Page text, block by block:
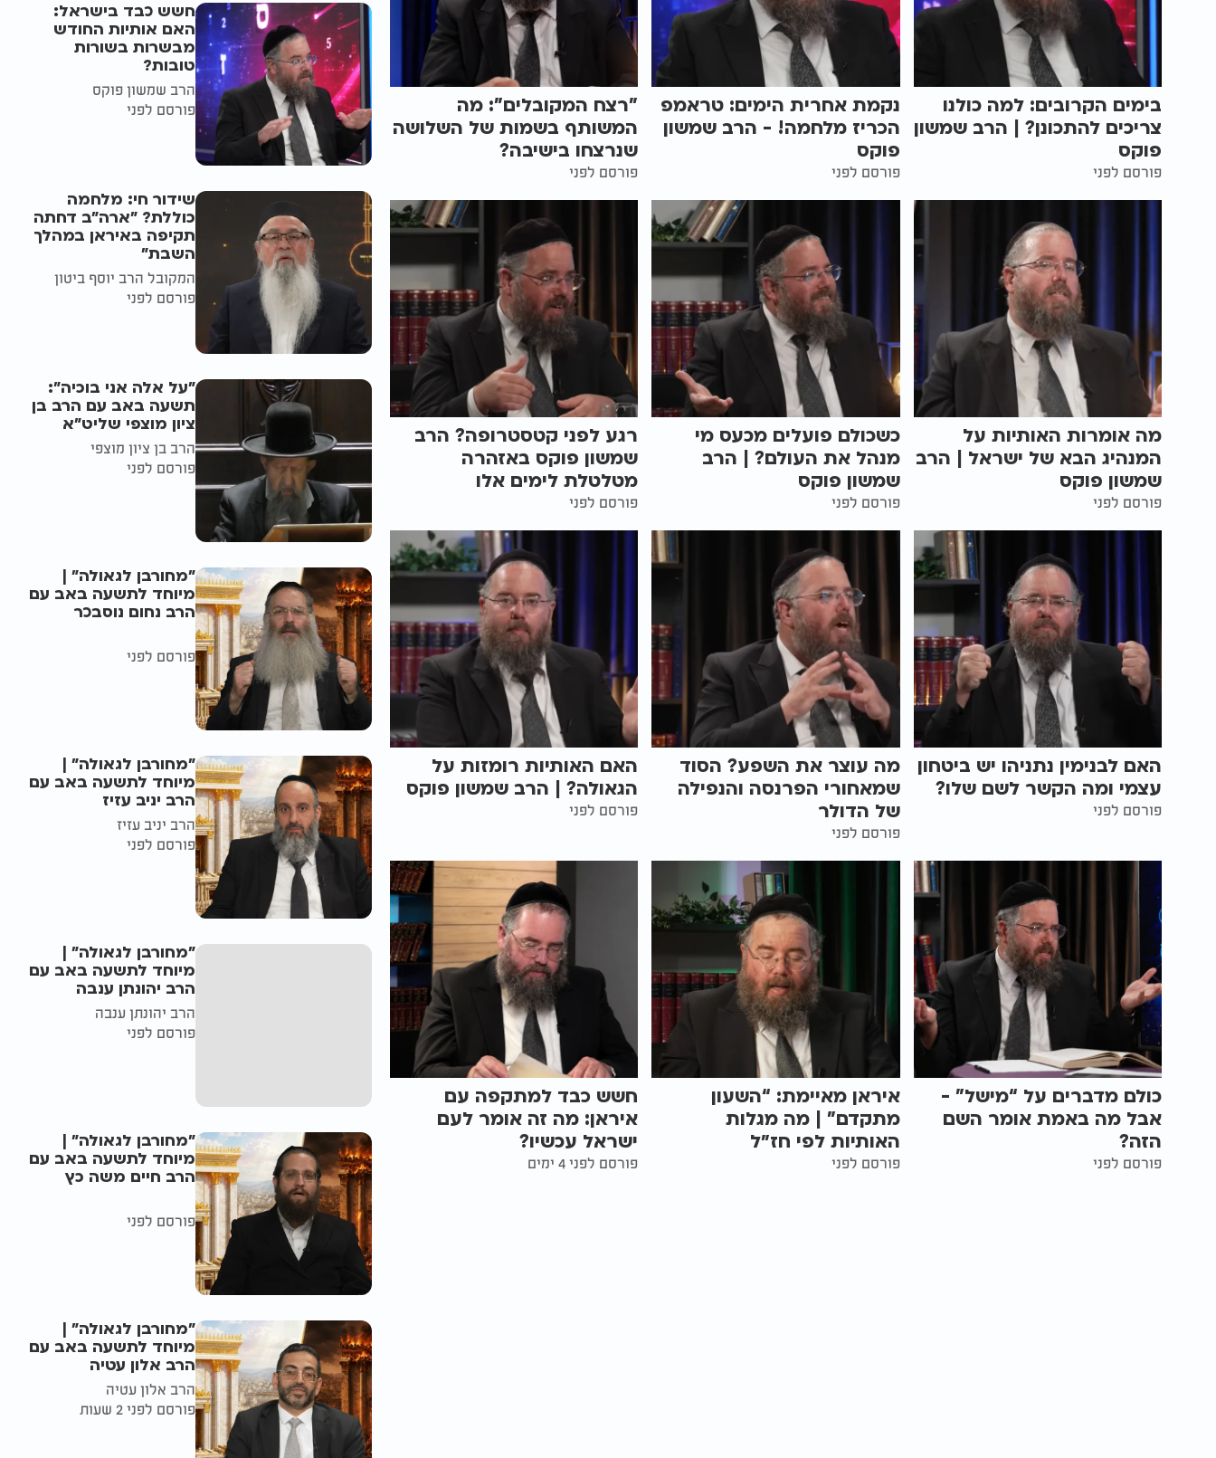
בימים הקרובים: למה כולנו
צריכים להתכונן? | הרב שמשון
פוקס
פורסם לפני
נקמת אחרית הימים: טראמפ
הכריז מלחמה! - הרב שמשון
פוקס
פורסם לפני
"רצח המקובלים": מה
המשותף בשמות של השלושה
שנרצחו בישיבה?
פורסם לפני
מה אומרות האותיות על
המנהיג הבא של ישראל | הרב
שמשון פוקס
פורסם לפני
כשכולם פועלים מכעס מי
מנהל את העולם? | הרב
שמשון פוקס
פורסם לפני
רגע לפני קטסטרופה? הרב
שמשון פוקס באזהרה
מטלטלת לימים אלו
פורסם לפני
האם לבנימין נתניהו יש ביטחון
עצמי ומה הקשר לשם שלו?
פורסם לפני
מה עוצר את השפע? הסוד
שמאחורי הפרנסה והנפילה
של הדולר
פורסם לפני
האם האותיות רומזות על
הגאולה? | הרב שמשון פוקס
פורסם לפני
כולם מדברים על “מישל” -
אבל מה באמת אומר השם
הזה?
פורסם לפני
איראן מאיימת: “השעון
מתקדם” | מה מגלות
האותיות לפי חז״ל
פורסם לפני
חשש כבד למתקפה עם
איראן: מה זה אומר לעם
ישראל עכשיו?
פורסם לפני 4 ימים
חשש כבד בישראל:
האם אותיות החודש
מבשרות בשורות
טובות?
הרב שמשון פוקס
פורסם לפני
שידור חי: מלחמה
כוללת? ״ארה"ב דחתה
תקיפה באיראן במהלך
השבת״
המקובל הרב יוסף ביטון
פורסם לפני
"על אלה אני בוכיה":
תשעה באב עם הרב בן
ציון מוצפי שליט"א
הרב בן ציון מוצפי
פורסם לפני
"מחורבן לגאולה" |
מיוחד לתשעה באב עם
הרב נחום נוסבכר
פורסם לפני
"מחורבן לגאולה" |
מיוחד לתשעה באב עם
הרב יניב עזיז
הרב יניב עזיז
פורסם לפני
"מחורבן לגאולה" |
מיוחד לתשעה באב עם
הרב יהונתן ענבה
הרב יהונתן ענבה
פורסם לפני
"מחורבן לגאולה" |
מיוחד לתשעה באב עם
הרב חיים משה כץ
פורסם לפני
"מחורבן לגאולה" |
מיוחד לתשעה באב עם
הרב אלון עטיה
הרב אלון עטיה
פורסם לפני 2 שעות